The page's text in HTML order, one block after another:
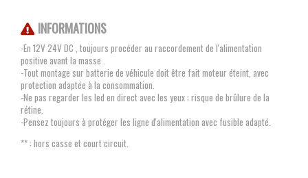
INFORMATIONS
-En 12V 24V DC , toujours procéder au raccordement de l'alimentation
positive avant la masse .
-Tout montage sur batterie de véhicule doit être fait moteur éteint, avec
protection adaptée à la consommation.
-Ne pas regarder les led en direct avec les yeux ; risque de brûlure de la
rétine.
-Pensez toujours à protéger les ligne d'alimentation avec fusible adapté.
** : hors casse et court circuit.